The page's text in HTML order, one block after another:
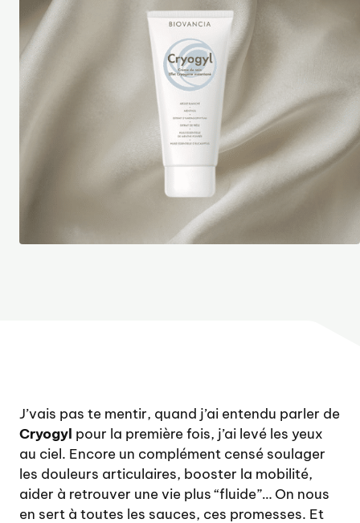
J’vais pas te mentir, quand j’ai entendu parler de
Cryogyl pour la première fois, j’ai levé les yeux
au ciel. Encore un complément censé soulager
les douleurs articulaires, booster la mobilité,
aider à retrouver une vie plus “fluide”… On nous
en sert à toutes les sauces, ces promesses. Et